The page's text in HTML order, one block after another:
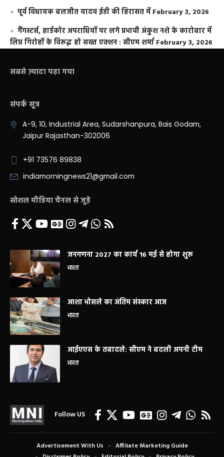
पूर्व विधायक बलजीत यादव ईडी की हिरासत में February 3, 2026
गैंगस्टर्स, हार्डकोर अपराधियों पर लगे प्रभावी अंकुश नशे के कारोबार में
लिप्त गिरोहों के विरूद्ध हो सख्त एक्शन : सीएम शर्मा February 3, 2026
सबसे ज़्यादा पढ़ा गया
संपर्क सूत्र
A-9, 10, Industrial Area, Sudarshanpura, Bais Godam,
Jaipur Rajasthan-302006
+91 73576 89838
indiamorningnews21@gmail.com
सोशल मीडिया चैनल से जुड़े
जनगणना 2027 का कार्य 16 मई से होगा शुरू
भारत
आशा भोसले का अंतिम संस्कार आज
भारत
आईएएस के तबादले: सीएम ने बदली अपनी टीम
भारत
Follow US
Advertisement With Us
Affiliate Marketing Guide